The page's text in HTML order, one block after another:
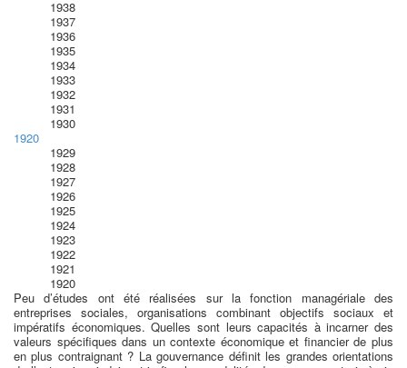
1938
1937
1936
1935
1934
1933
1932
1931
1930
1920
1929
1928
1927
1926
1925
1924
1923
1922
1921
1920
Peu d’études ont été réalisées sur la fonction managériale des
entreprises sociales, organisations combinant objectifs sociaux et
impératifs économiques. Quelles sont leurs capacités à incarner des
valeurs spécifiques dans un contexte économique et financier de plus
en plus contraignant ? La gouvernance définit les grandes orientations